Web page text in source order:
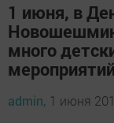
1 июня, в
много
мероприятий
admin, 1 июня